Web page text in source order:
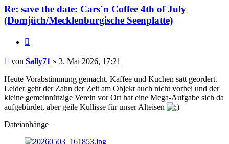
Re: save the date: Cars´n Coffee 4th of July
(Domjüch/Mecklenburgische Seenplatte)
Beitrag
von Sally71 » 3. Mai 2026, 17:21
Heute Vorabstimmung gemacht, Kaffee und Kuchen satt geordert.
Leider geht der Zahn der Zeit am Objekt auch nicht vorbei und der
kleine gemeinnützige Verein vor Ort hat eine Mega-Aufgabe sich da
aufgebürdet, aber geile Kullisse für unser Alteisen
Dateianhänge